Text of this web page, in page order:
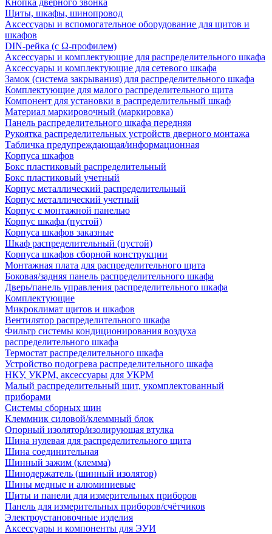
Кнопка дверного звонка
Щиты, шкафы, шинопровод
Аксессуары и вспомогательное оборудование для щитов и
шкафов
DIN-рейка (с Ω-профилем)
Аксессуары и комплектующие для распределительного шкафа
Аксессуары и комплектующие для сетевого шкафа
Замок (система закрывания) для распределительного шкафа
Комплектующие для малого распределительного щита
Компонент для установки в распределительный шкаф
Материал маркировочный (маркировка)
Панель распределительного шкафа передняя
Рукоятка распределительных устройств дверного монтажа
Табличка предупреждающая/информационная
Корпуса шкафов
Бокс пластиковый распределительный
Бокс пластиковый учетный
Корпус металлический распределительный
Корпус металлический учетный
Корпус с монтажной панелью
Корпус шкафа (пустой)
Корпуса шкафов заказные
Шкаф распределительный (пустой)
Корпуса шкафов сборной конструкции
Монтажная плата для распределительного щита
Боковая/задняя панель распределительного шкафа
Дверь/панель управления распределительного шкафа
Комплектующие
Микроклимат щитов и шкафов
Вентилятор распределительного шкафа
Фильтр системы кондиционирования воздуха
распределительного шкафа
Термостат распределительного шкафа
Устройство подогрева распределительного шкафа
НКУ, УКРМ, аксессуары для УКРМ
Малый распределительный щит, укомплектованный
приборами
Системы сборных шин
Клеммник силовой/клеммный блок
Опорный изолятор/изолирующая втулка
Шина нулевая для распределительного щита
Шина соединительная
Шинный зажим (клемма)
Шинодержатель (шинный изолятор)
Шины медные и алюминиевые
Щиты и панели для измерительных приборов
Панель для измерительных приборов/счётчиков
Электроустановочные изделия
Аксессуары и компоненты для ЭУИ